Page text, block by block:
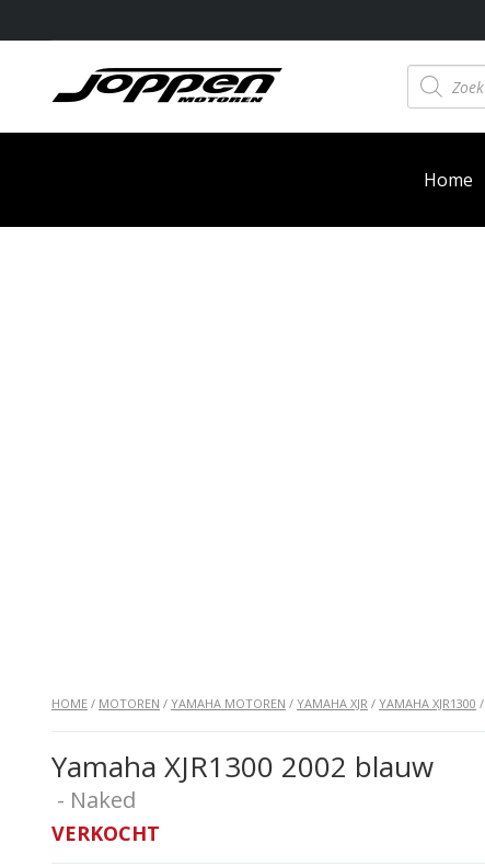
Producten
zoeken
Home
HOME / MOTOREN / YAMAHA MOTOREN / YAMAHA XJR / YAMAHA XJR1300 /
Yamaha XJR1300 2002 blauw
- Naked
VERKOCHT